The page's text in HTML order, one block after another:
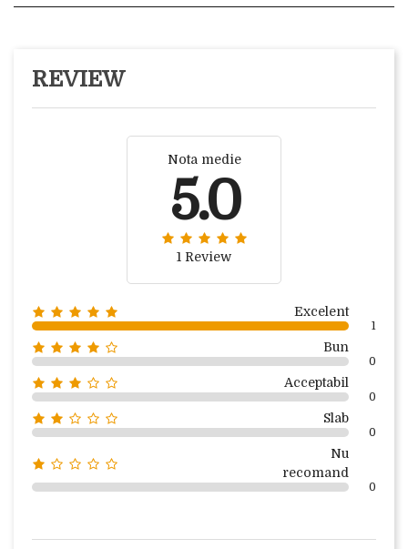
REVIEW
Nota medie
5.0
1 Review
Excelent
1
Bun
0
Acceptabil
0
Slab
0
Nu
recomand
0